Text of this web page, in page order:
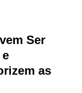
Ser
as